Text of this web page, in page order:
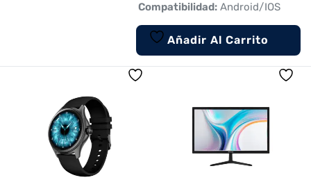
 Compatibilidad:Android/IOS
Añadir Al Carrito